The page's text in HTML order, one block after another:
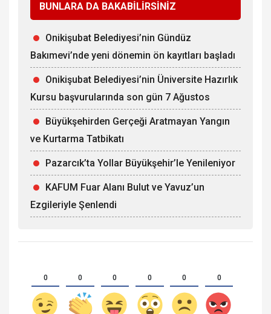
BUNLARA DA BAKABİLİRSİNİZ
Onikişubat Belediyesi’nin Gündüz
Bakımevi’nde yeni dönemin ön kayıtları başladı
Onikişubat Belediyesi’nin Üniversite Hazırlık
Kursu başvurularında son gün 7 Ağustos
Büyükşehirden Gerçeği Aratmayan Yangın
ve Kurtarma Tatbikatı
Pazarcık’ta Yollar Büyükşehir’le Yenileniyor
KAFUM Fuar Alanı Bulut ve Yavuz’un
Ezgileriyle Şenlendi
0 0 0 0 0 0